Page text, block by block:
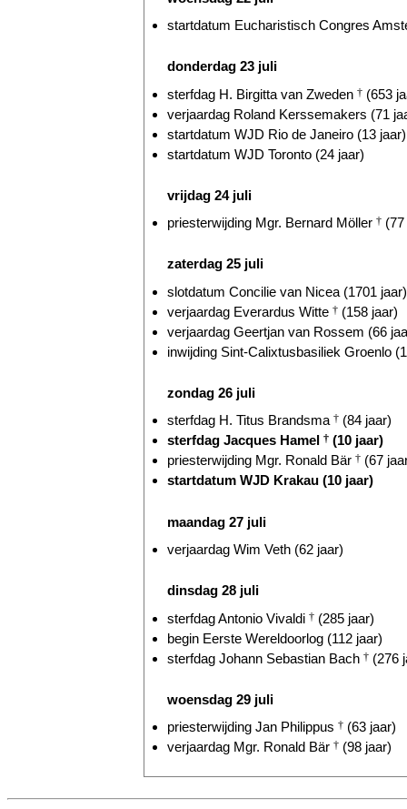
startdatum Eucharistisch Congres
donderdag 23 juli
sterfdag H. Birgitta van Zweden † (653
verjaardag Roland Kerssemakers (71
startdatum WJD Rio de Janeiro (13 jaar)
startdatum WJD Toronto (24 jaar)
vrijdag 24 juli
priesterwijding Mgr. Bernard Möller †
zaterdag 25 juli
slotdatum Concilie van Nicea (1701 jaar)
verjaardag Everardus Witte † (158 jaar)
verjaardag Geertjan van Rossem (66
inwijding Sint-Calixtusbasiliek Groenlo
zondag 26 juli
sterfdag H. Titus Brandsma † (84 jaar)
sterfdag Jacques Hamel † (10 jaar)
priesterwijding Mgr. Ronald Bär † (67
startdatum WJD Krakau (10 jaar)
maandag 27 juli
verjaardag Wim Veth (62 jaar)
dinsdag 28 juli
sterfdag Antonio Vivaldi † (285 jaar)
begin Eerste Wereldoorlog (112 jaar)
sterfdag Johann Sebastian Bach † (276
woensdag 29 juli
priesterwijding Jan Philippus † (63 jaar)
verjaardag Mgr. Ronald Bär † (98 jaar)